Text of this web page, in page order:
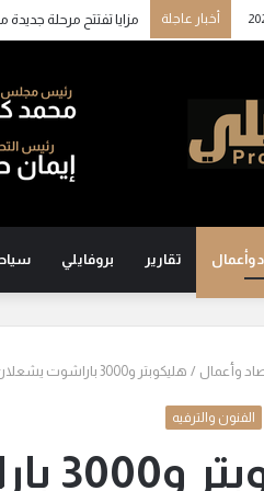
أخبار عاجلة
وأعمال تقارير بروفايلي
وأعمال / هليكوبتر و3000 باراشوت يشعلان أجواء عيد الأضحى في أكتوبر والشيخ زايد برعاية الأولى العقارية
الفنون والترفيه